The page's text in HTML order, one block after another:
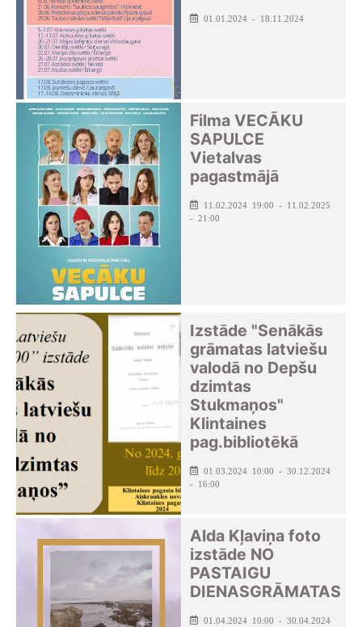
01.01.2024 - 18.11.2024
Filma VECĀKU
SAPULCE
Vietalvas
pagastmājā
11.02.2024 19:00 - 11.02.2025
- 21:00
Izstāde "Senākās
grāmatas latviešu
valodā no Depšu
dzimtas
Stukmaņos"
Klintaines
pag.bibliotēkā
01.03.2024 10:00 - 30.12.2024
- 16:00
Alda Kļaviņa foto
izstāde NO
PASTAIGU
DIENASGRĀMATAS
01.04.2024 10:00 - 30.04.2024